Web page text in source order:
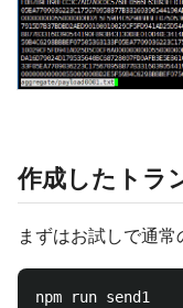
作成したトラ
まずはお試しで通常
npm run send1